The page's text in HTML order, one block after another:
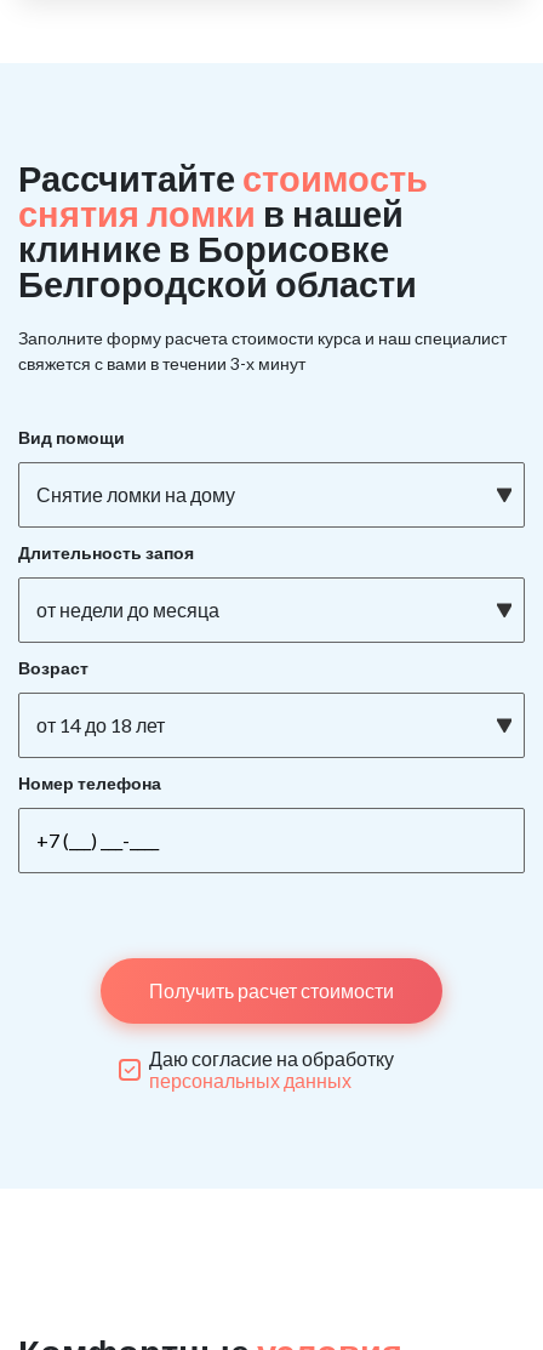
Рассчитайте стоимость
снятия ломки в нашей
клинике в Борисовке
Белгородской области
Заполните форму расчета стоимости курса и наш специалист
свяжется с вами в течении 3-х минут
Вид помощи
Снятие ломки на дому
Длительность запоя
от недели до месяца
Возраст
от 14 до 18 лет
Номер телефона
Получить расчет стоимости
Даю согласие на обработку
персональных данных